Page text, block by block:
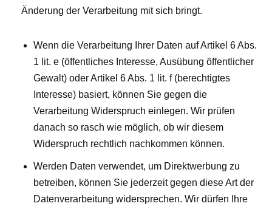
Änderung der Verarbeitung mit sich bringt.
Wenn die Verarbeitung Ihrer Daten auf Artikel 6 Abs.
1 lit. e (öffentliches Interesse, Ausübung öffentlicher
Gewalt) oder Artikel 6 Abs. 1 lit. f (berechtigtes
Interesse) basiert, können Sie gegen die
Verarbeitung Widerspruch einlegen. Wir prüfen
danach so rasch wie möglich, ob wir diesem
Widerspruch rechtlich nachkommen können.
Werden Daten verwendet, um Direktwerbung zu
betreiben, können Sie jederzeit gegen diese Art der
Datenverarbeitung widersprechen. Wir dürfen Ihre